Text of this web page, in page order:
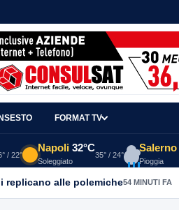
FORMAT TV
/ 22°
Napoli 32°C
Soleggiato
35° / 24°
Salerno
Pioggia
replicano alle polemiche54 MINUTI FA